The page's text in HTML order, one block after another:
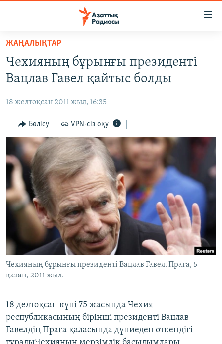
Skip
main
content
to
Navigation
Skip
Search
ҚАҢТАР ОҚИҒАСЫ
АДАМ ҚҰҚЫҚТАРЫ
ӘЛЕУМЕТ
ӘЛЕМ
АРНАЙЫ ЖОБАЛАР
Русский
ЖАЗЫЛЫҢЫЗ
Басқа тілдерде
ЖАҢАЛЫҚТАР
Чехияның бұрынғы президенті
Вацлав Гавел қайтыс болды
18 желтоқсан 2011 жыл, 16:35
Бөлісу VPN-сіз оқу
Чехияның бұрынғы президенті Вацлав Гавел. Прага, 5
қазан, 2011 жыл.
18 делтоқсан күні 75 жасында Чехия
республикасының бірінші президенті Вацлав
Гавелдің Прага қаласында дүниеден өткендігі